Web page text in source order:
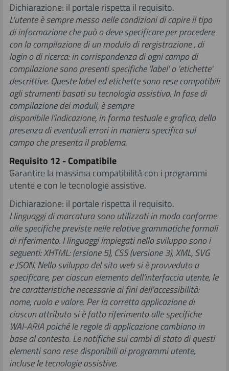
Dichiarazione: il portale rispetta il requisito.
L'utente è sempre messo nelle condizioni di capire il tipo
di informazione che può o deve specificare per procedere
con la compilazione di un modulo di rergistrazione , di
login o di ricerca: in corrispondenza di ogni campo di
compilazione sono presenti specifiche 'label' o 'etichette'
descrittive. Queste label ed etichette sono rese compatibili
agli strumenti basati su tecnologia assistiva. In fase di
compilazione dei moduli, è sempre
disponibile l’indicazione, in forma testuale e grafica, della
presenza di eventuali errori in maniera specifica sul
campo che presenta il problema.
Requisito 12 - Compatibile
Garantire la massima compatibilità con i programmi
utente e con le tecnologie assistive.
Dichiarazione: il portale rispetta il requisito.
I linguaggi di marcatura sono utilizzati in modo conforme
alle specifiche previste nelle relative grammatiche formali
di riferimento. I linguaggi impiegati nello sviluppo sono i
seguenti: XHTML: (ersione 5), CSS (versione 3), XML, SVG
e JSON.Nello sviluppo del sito web si è provveduto a
specificare, per ciascun elemento dell’interfaccia utente, le
tre caratteristiche necessarie ai fini dell’accessibilità:
nome, ruolo e valore. Per la corretta applicazione di
ciascun attributo si è fatto riferimento alle specifiche
WAI-ARIA poiché le regole di applicazione cambiano in
base al contesto. Le notifiche sui cambi di stato di questi
elementi sono rese disponibili ai programmi utente,
incluse le tecnologie assistive.